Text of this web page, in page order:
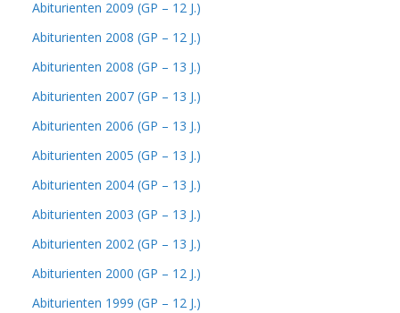
Abiturienten 2009 (GP – 12 J.)
Abiturienten 2008 (GP – 12 J.)
Abiturienten 2008 (GP – 13 J.)
Abiturienten 2007 (GP – 13 J.)
Abiturienten 2006 (GP – 13 J.)
Abiturienten 2005 (GP – 13 J.)
Abiturienten 2004 (GP – 13 J.)
Abiturienten 2003 (GP – 13 J.)
Abiturienten 2002 (GP – 13 J.)
Abiturienten 2000 (GP – 12 J.)
Abiturienten 1999 (GP – 12 J.)